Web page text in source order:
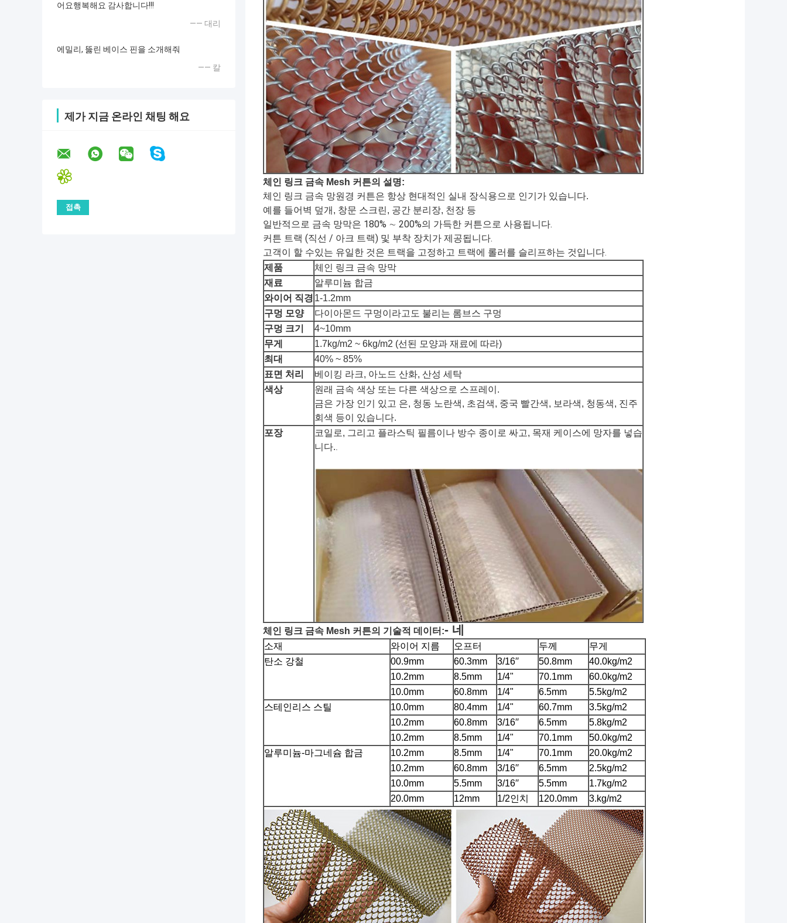
어요행복해요 감사합니다!!!
—— 대리
에밀리, 뚫린 베이스 핀을 소개해줘
—— 칼
제가 지금 온라인 채팅 해요
체인 링크 금속 Mesh 커튼의 설명:
체인 링크 금속 망원경 커튼은 항상 현대적인 실내 장식용으로 인기가 있습니다.
예를 들어 벽 덮개, 창문 스크린, 공간 분리장, 천장 등
일반적으로 금속 망막은 180% ∼ 200%의 가득한 커튼으로 사용됩니다.
커튼 트랙 (직선 / 아크 트랙) 및 부착 장치가 제공됩니다.
고객이 할 수있는 유일한 것은 트랙을 고정하고 트랙에 롤러를 슬리프하는 것입니다.
제품
체인 링크 금속 망막
재료
알루미늄 합금
와이어 직경 1-1.2mm
구멍 모양
다이아몬드 구멍이라고도 불리는 롬브스 구멍
구멍 크기
4~10mm
무게
1.7kg/m2 ~ 6kg/m2 (선된 모양과 재료에 따라)
최대
40% ~ 85%
표면 처리
베이킹 라크, 아노드 산화, 산성 세탁
색상
원래 금속 색상 또는 다른 색상으로 스프레이.
금은 가장 인기 있고 은, 청동 노란색, 초검색, 중국 빨간색, 보라색, 청동색, 진주
회색 등이 있습니다.
포장
코일로, 그리고 플라스틱 필름이나 방수 종이로 싸고, 목재 케이스에 망자를 넣습
니다..
체인 링크 금속 Mesh 커튼의 기술적 데이터:- 네
소재 와이어 지름 오프터 두께
무게
탄소 강철
00.9mm 60.3mm 3/16′′ 50.8mm
40.0kg/m2
10.2mm
8.5mm 1/4" 70.1mm
60.0kg/m2
10.0mm
60.8mm 1/4" 6.5mm
5.5kg/m2
스테인리스 스틸
10.0mm 80.4mm 1/4" 60.7mm
3.5kg/m2
10.2mm
60.8mm 3/16′′ 6.5mm
5.8kg/m2
10.2mm
8.5mm 1/4" 70.1mm
50.0kg/m2
알루미늄-마그네슘 합금
10.2mm 8.5mm 1/4" 70.1mm
20.0kg/m2
10.2mm
60.8mm 3/16′′ 6.5mm
2.5kg/m2
10.0mm
5.5mm 3/16′′ 5.5mm
1.7kg/m2
20.0mm
12mm 1/2인치 120.0mm 3.kg/m2